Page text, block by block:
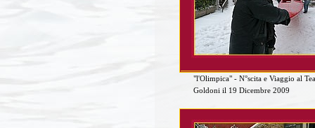
"l'Olimpica" - N°scita e Viaggio al
Goldoni il 19 Dicembre 2009